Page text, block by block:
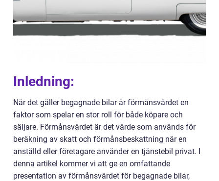
Inledning:
När det gäller begagnade bilar är förmånsvärdet en
faktor som spelar en stor roll för både köpare och
säljare. Förmånsvärdet är det värde som används för
beräkning av skatt och förmånsbeskattning när en
anställd eller företagare använder en tjänstebil privat. I
denna artikel kommer vi att ge en omfattande
presentation av förmånsvärdet för begagnade bilar,